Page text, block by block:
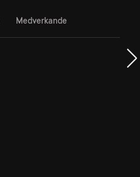
Medverkande